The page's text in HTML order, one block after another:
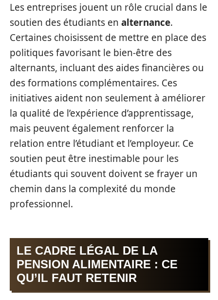
Les entreprises jouent un rôle crucial dans le
soutien des étudiants en alternance.
Certaines choisissent de mettre en place des
politiques favorisant le bien-être des
alternants, incluant des aides financières ou
des formations complémentaires. Ces
initiatives aident non seulement à améliorer
la qualité de l’expérience d’apprentissage,
mais peuvent également renforcer la
relation entre l’étudiant et l’employeur. Ce
soutien peut être inestimable pour les
étudiants qui souvent doivent se frayer un
chemin dans la complexité du monde
professionnel.
LE CADRE LÉGAL DE LA
PENSION ALIMENTAIRE : CE
QU’IL FAUT RETENIR